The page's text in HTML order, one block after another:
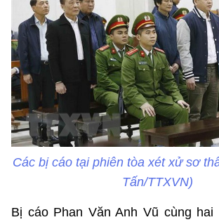
Các bị cáo tại phiên tòa xét xử sơ
Tấn/TTXVN)
Bị cáo Phan Văn Anh Vũ cùng hai